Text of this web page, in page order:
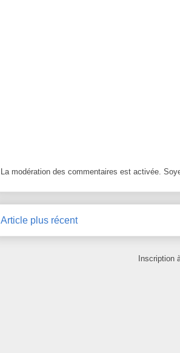
La modération des commentaires est activée.
Article plus récent
Inscription